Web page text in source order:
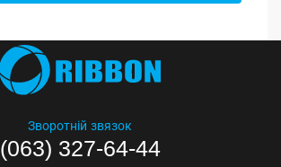
Зворотній звязок
(063) 327-64-44